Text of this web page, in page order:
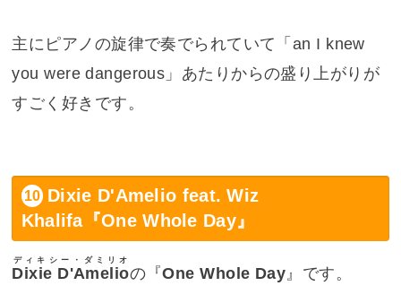
主にピアノの旋律で奏でられていて「 an I knew
you were dangerous 」あたりからの盛り上がりが
すごく好きです。
Dixie D'Amelio feat. Wiz
Khalifa『One Whole Day』
Dixie D'Amelio
ディキシー・ダミリオ
の『One Whole Day 』です。